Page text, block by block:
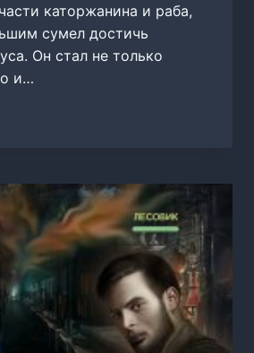
каторжанина и раба,
сумел достичь
Он стал не только
и…